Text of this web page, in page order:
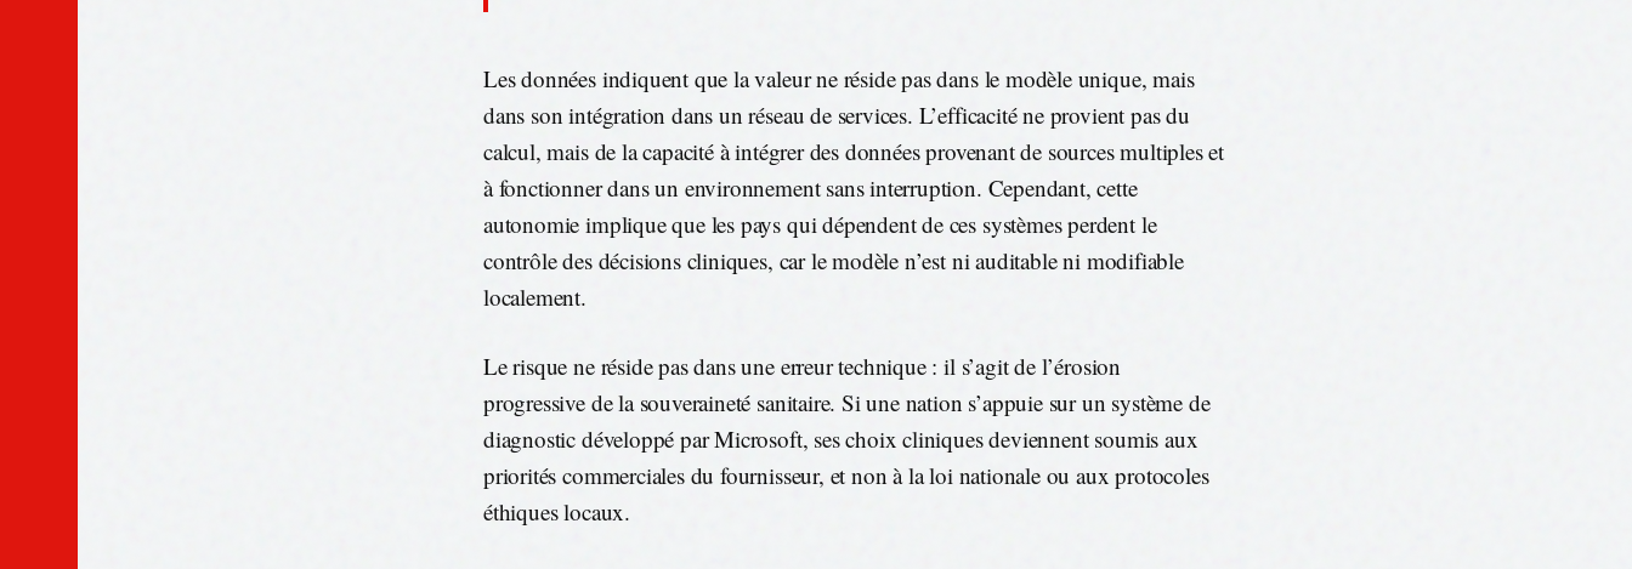
Les données indiquent que la valeur ne réside pas dans le modèle unique, mais
dans son intégration dans un réseau de services. L’efficacité ne provient pas du
calcul, mais de la capacité à intégrer des données provenant de sources multiples et
à fonctionner dans un environnement sans interruption. Cependant, cette
autonomie implique que les pays qui dépendent de ces systèmes perdent le
contrôle des décisions cliniques, car le modèle n’est ni auditable ni modifiable
localement.
Le risque ne réside pas dans une erreur technique : il s’agit de l’érosion
progressive de la souveraineté sanitaire. Si une nation s’appuie sur un système de
diagnostic développé par Microsoft, ses choix cliniques deviennent soumis aux
priorités commerciales du fournisseur, et non à la loi nationale ou aux protocoles
éthiques locaux.